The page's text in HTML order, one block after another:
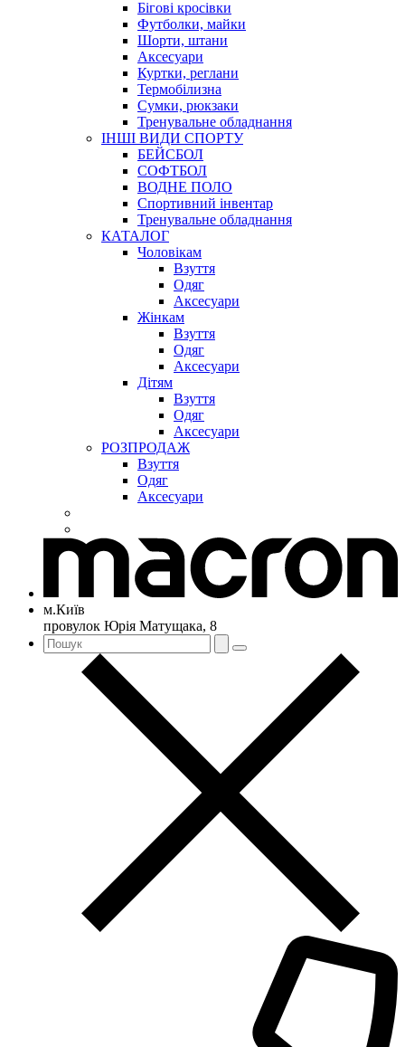
Бігові кросівки
Футболки, майки
Шорти, штани
Аксесуари
Куртки, реглани
Термобілизна
Сумки, рюкзаки
Тренувальне обладнання
ІНШІ ВИДИ СПОРТУ
БЕЙСБОЛ
СОФТБОЛ
ВОДНЕ ПОЛО
Спортивний інвентар
Тренувальне обладнання
КАТАЛОГ
Чоловікам
Взуття
Одяг
Аксесуари
Жінкам
Взуття
Одяг
Аксесуари
Дітям
Взуття
Одяг
Аксесуари
РОЗПРОДАЖ
Взуття
Одяг
Аксесуари
м.Київ
провулок Юрія Матущака, 8